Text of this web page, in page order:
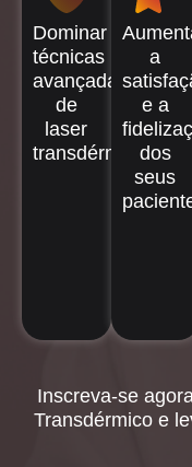
Dominar
técnicas
avançadas
de
laser
transdérmico
a
e a
dos
seus
Inscreva-se agora
Transdérmico e